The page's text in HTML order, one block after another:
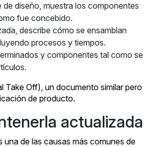
de diseño, muestra los componentes
fue concebido.
describe cómo se ensamblan
procesos y tiempos.
y componentes tal como se
Take Off), un documento similar pero
de producto.
actualizada
de las causas más comunes de